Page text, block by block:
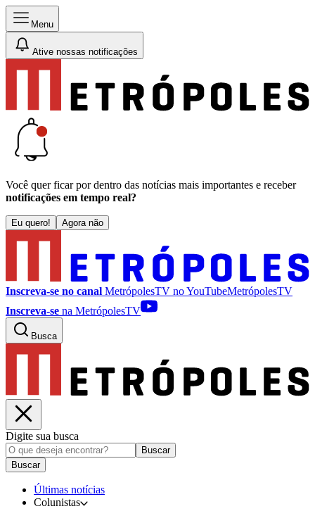
Menu
Ative nossas notificações
Você quer ficar por dentro das notícias mais importantes e receber
notificações em tempo real?
Eu quero! Agora não
Inscreva-se no canal MetrópolesTV noYouTubeMetrópolesTV
Inscreva-se na MetrópolesTV
Busca
Digite sua busca
Buscar
Buscar
Últimas notícias
Colunistas